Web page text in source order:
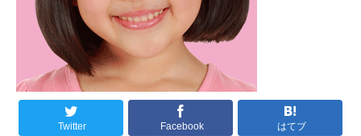
Twitter Facebook はてブ